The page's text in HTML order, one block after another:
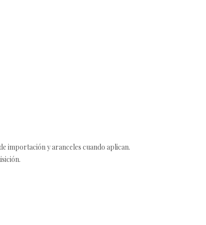
importación y aranceles cuando aplican.